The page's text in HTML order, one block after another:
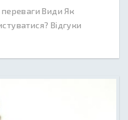
Види Як
Відгуки